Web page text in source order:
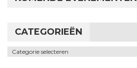
CATEGORIEËN
Categorieën